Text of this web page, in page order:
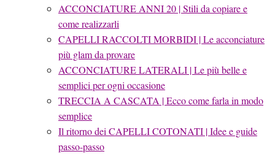
ACCONCIATURE ANNI 20 | Stili da copiare e
come realizzarli
CAPELLI RACCOLTI MORBIDI | Le acconciature
più glam da provare
ACCONCIATURE LATERALI | Le più belle e
semplici per ogni occasione
TRECCIA A CASCATA | Ecco come farla in modo
semplice
Il ritorno dei CAPELLI COTONATI | Idee e guide
passo-passo